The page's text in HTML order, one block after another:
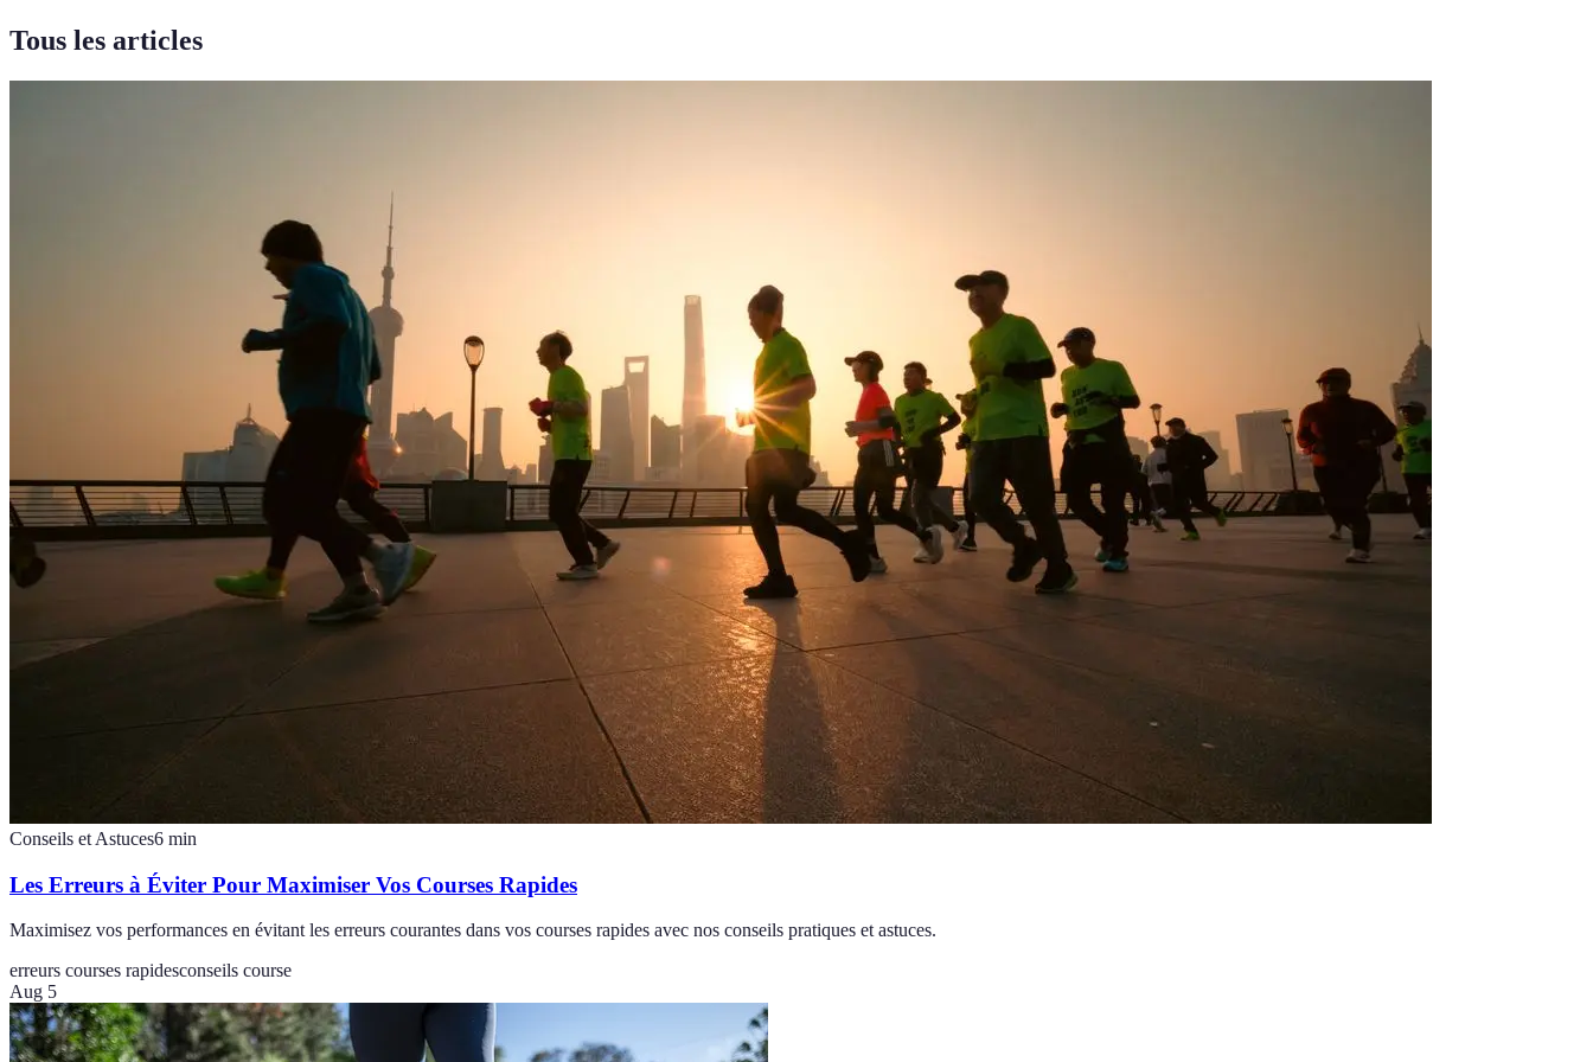
Tous les articles
Conseils et Astuces6 min
Les Erreurs à Éviter Pour Maximiser Vos Courses Rapides
Maximisez vos performances en évitant les erreurs courantes dans vos courses rapides avec nos conseils pratiques et astuces.
erreurs courses rapidesconseils course
Aug 5